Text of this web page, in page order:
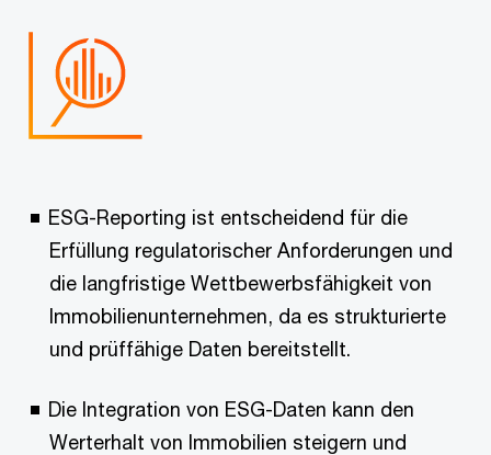
ESG-Reporting ist entscheidend für die
Erfüllung regulatorischer Anforderungen und
die langfristige Wettbewerbsfähigkeit von
Immobilienunternehmen, da es strukturierte
und prüffähige Daten bereitstellt.
Die Integration von ESG-Daten kann den
Werterhalt von Immobilien steigern und